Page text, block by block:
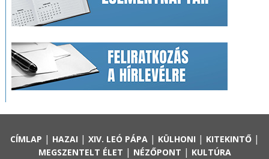
CÍMLAP | HAZAI | XIV. LEÓ PÁPA| KÜLHONI | KITEKINTŐ|
MEGSZENTELT ÉLET | NÉZŐPONT | KULTÚRA